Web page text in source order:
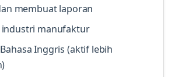
membuat laporan
industri manufaktur
Inggris (aktif lebih